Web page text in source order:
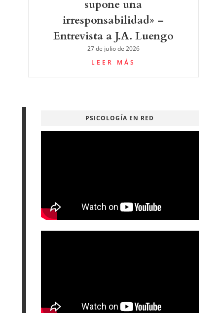
supone una
irresponsabilidad» –
Entrevista a J.A. Luengo
27 de julio de 2026
LEER MÁS
PSICOLOGÍA EN RED